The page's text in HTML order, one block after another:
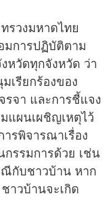
รวงมหาดไทย
มการปฏิบัติตาม
หวัดทุกจังหวัด ว่า
เรียกร้องของ
จา และการชี้แจง
แผนเผชิญเหตุไว้
รพิจารณาเรื่อง
รรมการด้วย เช่น
ณีกับชาวบ้าน หาก
าวบ้านจะเกิด